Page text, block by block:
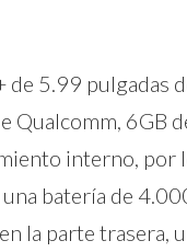
de 5.99 pulgadas
Qualcomm, 6GB
interno, por
batería de
la parte trasera,